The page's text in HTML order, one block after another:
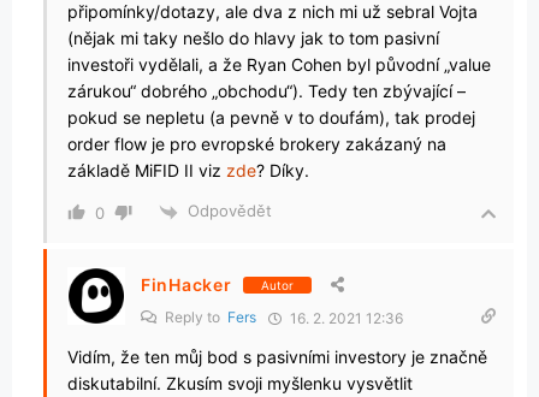
připomínky/dotazy, ale dva z nich mi už sebral Vojta
(nějak mi taky nešlo do hlavy jak to tom pasivní
investoři vydělali, a že Ryan Cohen byl původní „value
zárukou“ dobrého „obchodu“). Tedy ten zbývající –
pokud se nepletu (a pevně v to doufám), tak prodej
order flow je pro evropské brokery zakázaný na
základě MiFID II viz zde? Díky.
0 Odpovědět
FinHacker Autor
Reply to Fers 16. 2. 2021 12:36
Vidím, že ten můj bod s pasivními investory je značně
diskutabilní. Zkusím svoji myšlenku vysvětlit